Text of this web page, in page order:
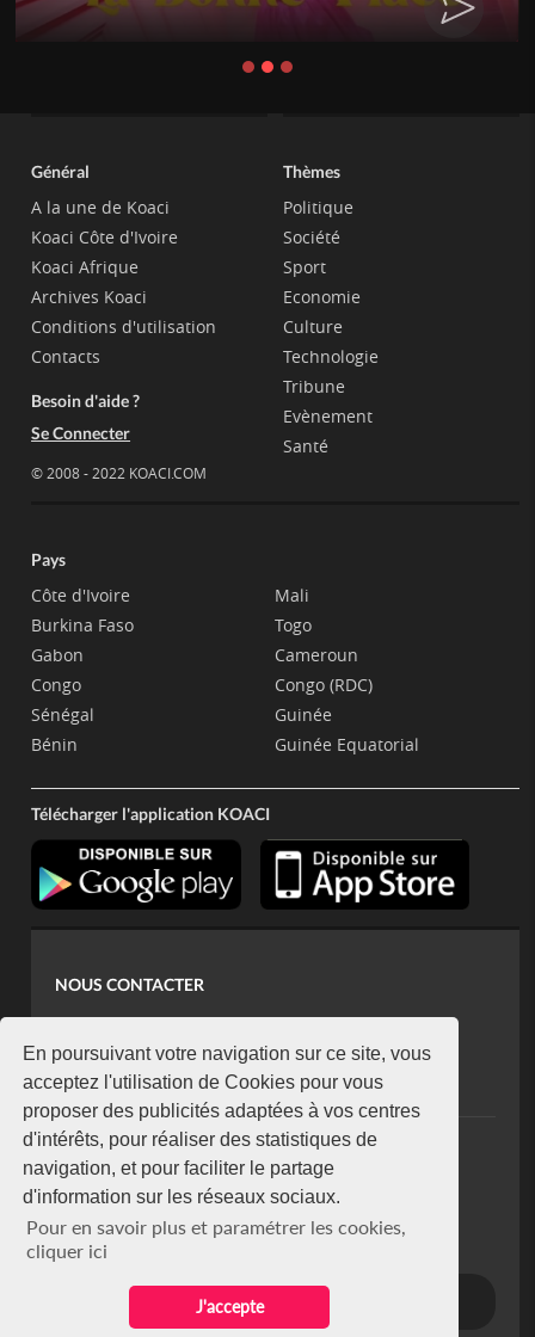
En poursuivant votre navigation sur ce site, vous
acceptez l'utilisation de Cookies pour vous
proposer des publicités adaptées à vos centres
d'intérêts, pour réaliser des statistiques de
navigation, et pour faciliter le partage
d'information sur les réseaux sociaux.
Pour en savoir plus et paramétrer les cookies,
cliquer ici
J'accepte
Général
A la une de Koaci
Koaci Côte d'Ivoire
Koaci Afrique
Archives Koaci
Conditions d'utilisation
Contacts
Besoin d'aide ?
Se Connecter
© 2008 - 2022 KOACI.COM
Thèmes
Politique
Société
Sport
Economie
Culture
Technologie
Tribune
Evènement
Santé
Pays
Côte d'Ivoire
Burkina Faso
Gabon
Congo
Sénégal
Bénin
Mali
Togo
Cameroun
Congo (RDC)
Guinée
Guinée Equatorial
Télécharger l'application KOACI
NOUS CONTACTER
koaci@yahoo.fr
+225 07 08 85 52 93
NEWSLETTER
Restez connecté via notre newsletter
S'abonner
Se désabonner